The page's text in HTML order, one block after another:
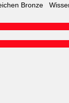
Bronze